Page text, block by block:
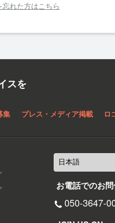
れた方はこちら
スを
集 プレス・メディア掲載 ロ
お電話でのお
050-3647-